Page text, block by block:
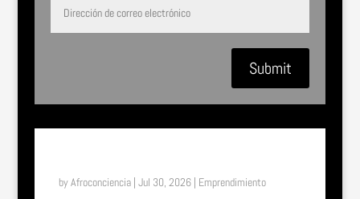
Submit
byAfroconciencia| Jul 30, 2026| Emprendimiento